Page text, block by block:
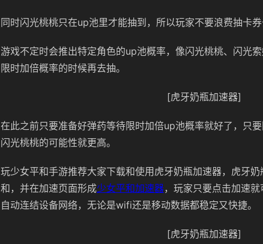
同时闪光桃桃只在up池里才能抽到，所以玩家不要浪费抽卡券
游戏不定时会推出特定角色的up池概率，像闪光桃桃、闪光
限时加倍概率的时候再去抽。
[虎牙奶瓶加速器]
在此之前只要准备好弹药等待限时加倍up池概率就好了，只
闪光桃桃的可能性就更高。
玩少女平和手游推荐大家下载和使用虎牙奶瓶加速器，虎牙
和，并在加速页面形成少女平和加速器，玩家只要点击加速
自动连结设备网络，无论是wifi还是移动数据都稳定又快捷。
[虎牙奶瓶加速器]